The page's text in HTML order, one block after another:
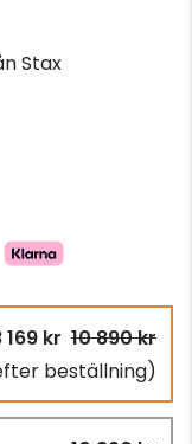
Stax
169 kr 10 890 kr
beställning)